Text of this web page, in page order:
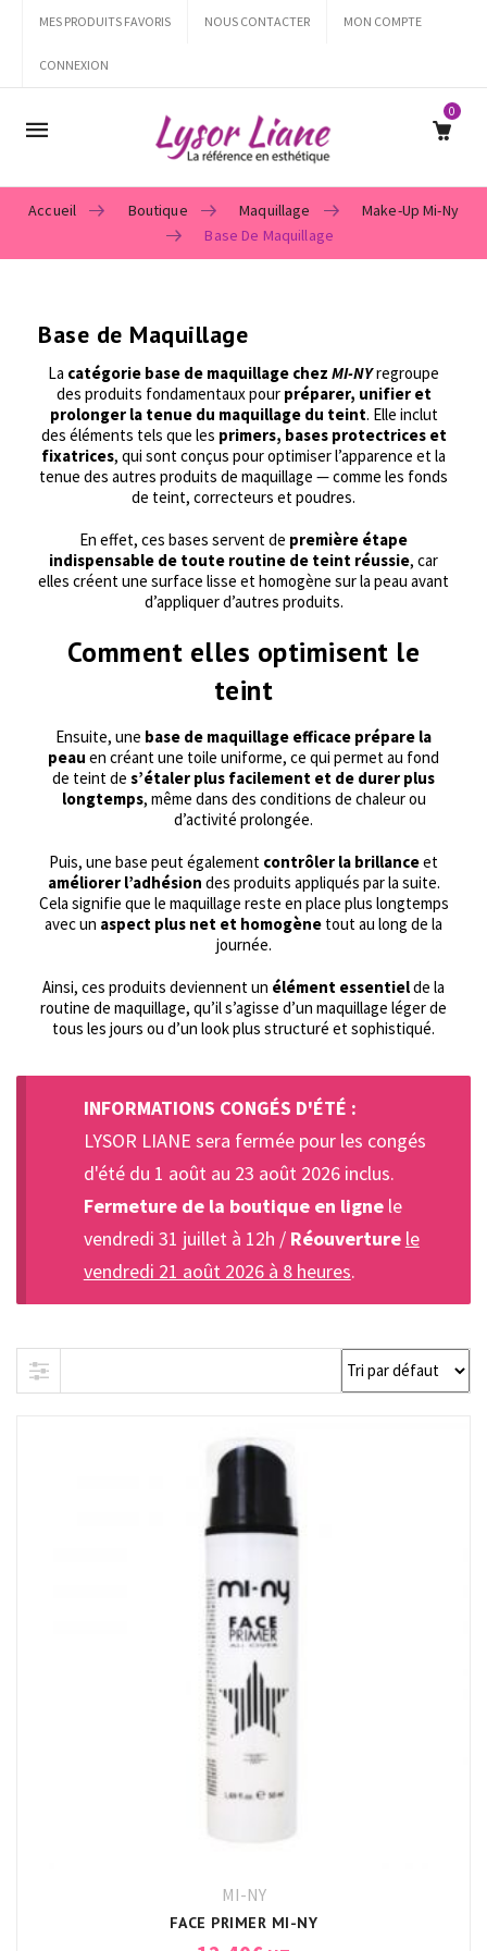
MES PRODUITS FAVORIS NOUS CONTACTER MON COMPTE
CONNEXION
Mobile
0
Accueil Boutique Maquillage
Make-Up Mi-Ny
Base De Maquillage
Base de Maquillage
La catégorie base de maquillage chez MI-NYregroupe
des produits fondamentaux pour préparer, unifier et
prolonger la tenue du maquillage du teint. Elle inclut
des éléments tels que les primers, bases protectrices et
fixatrices, qui sont conçus pour optimiser l’apparence et la
tenue des autres produits de maquillage — comme les fonds
de teint, correcteurs et poudres.
En effet, ces bases servent de première étape
indispensable de toute routine de teint réussie, car
elles créent une surface lisse et homogène sur la peau avant
d’appliquer d’autres produits.
Comment elles optimisent le
teint
Ensuite, une base de maquillage efficace prépare la
peau en créant une toile uniforme, ce qui permet au fond
de teint de s’étaler plus facilement et de durer plus
longtemps, même dans des conditions de chaleur ou
d’activité prolongée.
Puis, une base peut également contrôler la brillanceet
améliorer l’adhésion des produits appliqués par la suite.
Cela signifie que le maquillage reste en place plus longtemps
avec un aspect plus net et homogène tout au long de la
journée.
Ainsi, ces produits deviennent un élément essentielde la
routine de maquillage, qu’il s’agisse d’un maquillage léger de
tous les jours ou d’un look plus structuré et sophistiqué.
INFORMATIONS CONGÉS D'ÉTÉ :
LYSOR LIANE sera fermée pour les congés
d'été du 1 août au 23 août 2026 inclus.
Fermeture de la boutique en lignele
vendredi 31 juillet à 12h / Réouverture le
vendredi 21 août 2026 à 8 heures.
MI-NY
FACE PRIMER MI-NY